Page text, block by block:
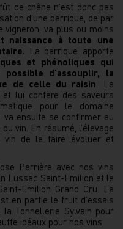
de chêne n’est donc pas
d’une barrique, de par
va plus ou moins
naissance à toute une
La barrique apporte
et phénoliques qui
d’assouplir, la
de celle du raisin. La
et lui confère des saveurs
pour le domaine
va ensuite se confirmer au
vin. En résumé, l’élevage
vin de le faire évoluer et
Perrière avec nos vins
Lussac Saint-Emilion et le
Emilion Grand Cru. La
en partie le fruit d’essais
Tonnellerie Sylvain pour
idéaux pour nos vins.